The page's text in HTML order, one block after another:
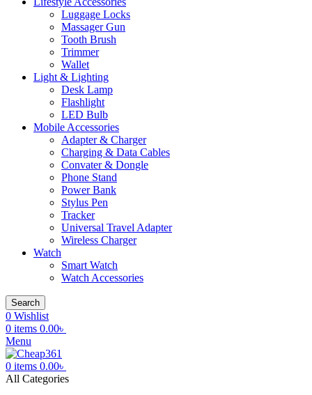
Luggage Locks
Massager Gun
Tooth Brush
Trimmer
Wallet
Light & Lighting
Desk Lamp
Flashlight
LED Bulb
Mobile Accessories
Adapter & Charger
Charging & Data Cables
Convater & Dongle
Phone Stand
Power Bank
Stylus Pen
Tracker
Universal Travel Adapter
Wireless Charger
Watch
Smart Watch
Watch Accessories
Search
0 Wishlist
0 items 0.00৳
Menu
0 items 0.00৳
All Categories